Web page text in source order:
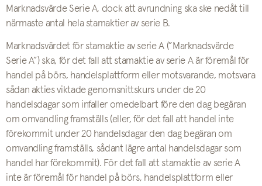
Marknadsvärde Serie A, dock att avrundning ska ske nedåt till
närmaste antal hela stamaktier av serie B.
Marknadsvärdet för stamaktie av serie A (”Marknadsvärde
Serie A”) ska, för det fall att stamaktie av serie A är föremål för
handel på börs, handelsplattform eller motsvarande, motsvara
sådan akties viktade genomsnittskurs under de 20
handelsdagar som infaller omedelbart före den dag begäran
om omvandling framställs (eller, för det fall att handel inte
förekommit under 20 handelsdagar den dag begäran om
omvandling framställs, sådant lägre antal handelsdagar som
handel har förekommit). För det fall att stamaktie av serie A
inte är föremål för handel på börs, handelsplattform eller